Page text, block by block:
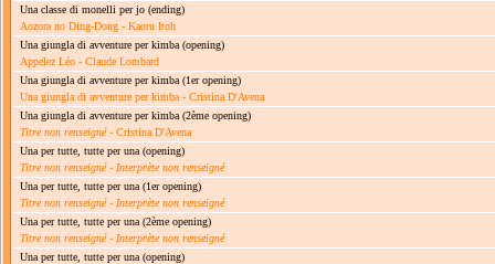
Una classe di monelli per jo (ending)
Aozora no Ding-Dong - Kaoru Itoh
Una giungla di avventure per kimba (opening)
Appelez Léo - Claude Lombard
Una giungla di avventure per kimba (1er opening)
Una giungla di avventure per kimba - Cristina D'Avena
Una giungla di avventure per kimba (2ème opening)
Titre non renseigné- Cristina D'Avena
Una per tutte, tutte per una (opening)
Titre non renseigné- Interprète non renseigné
Una per tutte, tutte per una (1er opening)
Titre non renseigné- Interprète non renseigné
Una per tutte, tutte per una (2ème opening)
Titre non renseigné- Interprète non renseigné
Una per tutte, tutte per una (opening)